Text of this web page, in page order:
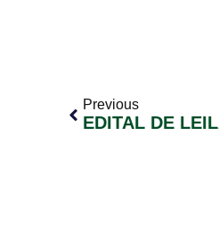
Previous
EDITAL DE